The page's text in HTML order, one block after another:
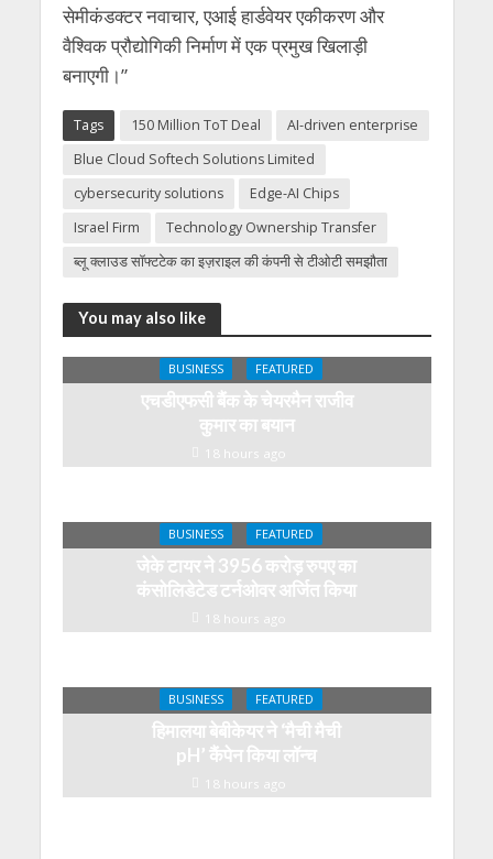
सेमीकंडक्टर नवाचार, एआई हार्डवेयर एकीकरण और
वैश्विक प्रौद्योगिकी निर्माण में एक प्रमुख खिलाड़ी
बनाएगी।”
Tags 150 Million ToT Deal
AI-driven enterprise
Blue Cloud Softech Solutions Limited
cybersecurity solutions
Edge-AI Chips
Israel Firm
Technology Ownership Transfer
ब्लू क्लाउड सॉफ्टटेक का इज़राइल की कंपनी से टीओटी समझौता
You may also like
BUSINESS FEATURED
एचडीएफसी बैंक के चेयरमैन राजीव
कुमार का बयान
18 hours ago
BUSINESS FEATURED
जेके टायर ने 3956 करोड़ रुपए का
कंसोलिडेटेड टर्नओवर अर्जित किया
18 hours ago
BUSINESS FEATURED
हिमालया बेबीकेयर ने ‘मैची मैची
pH’ कैंपेन किया लॉन्च
18 hours ago